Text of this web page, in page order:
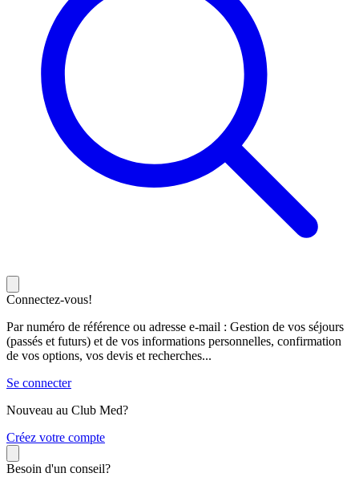
Connectez-vous!
Par numéro de référence ou adresse e-mail : Gestion de vos séjours
(passés et futurs) et de vos informations personnelles, confirmation
de vos options, vos devis et recherches...
Se connecter
Nouveau au Club Med?
Créez votre compte
Besoin d'un conseil?